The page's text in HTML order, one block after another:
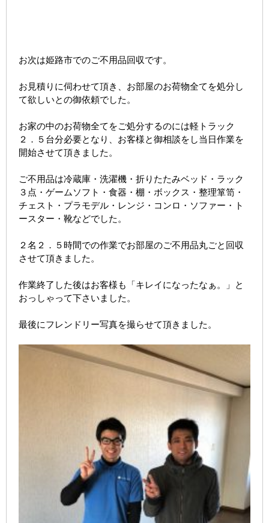
お次は姫路市でのご不用品回収です。
お見積りに伺わせて頂き、お部屋のお荷物全てを処分し
て欲しいとの御依頼でした。
お家の中のお荷物全てをご処分するのには軽トラック
２．５台分必要となり、お客様と御相談をし当日作業を
開始させて頂きました。
ご不用品は冷蔵庫・洗濯機・折りたたみベッド・ラック
３点・ゲームソフト・食器・棚・ボックス・整理箪笥・
チェスト・プラモデル・レンジ・コンロ・ソファー・ト
ースター・靴などでした。
２名２．５時間での作業でお部屋のご不用品丸ごと回収
させて頂きました。
作業終了した後はお客様も「キレイになったなぁ。」と
おっしゃって下さいました。
最後にフレンドリー写真を撮らせて頂きました。